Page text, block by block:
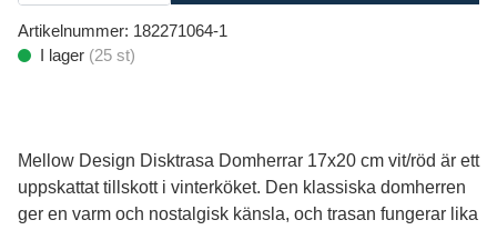
Artikelnummer: 182271064-1
I lager (25 st)
Mellow Design Disktrasa Domherrar 17x20 cm vit/röd är ett
uppskattat tillskott i vinterköket. Den klassiska domherren
ger en varm och nostalgisk känsla, och trasan fungerar lika